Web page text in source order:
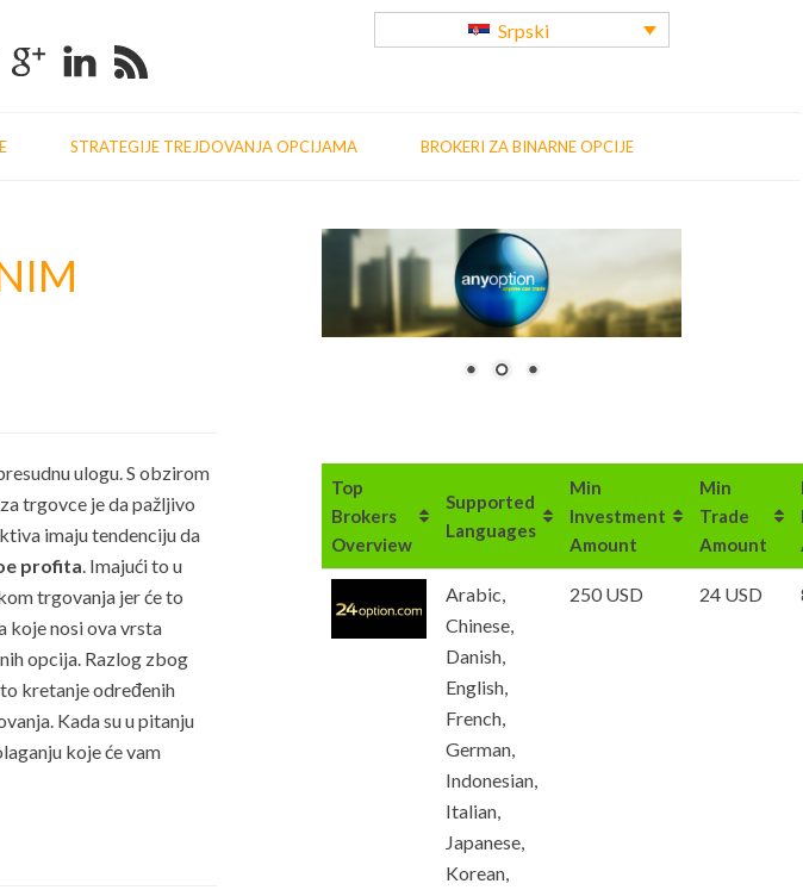
Google+LinkedinRSS
Srpski
STRATEGIJE TREJDOVANJA OPCIJAMA BROKERI ZA BINARNE OPCIJE
ulogu. S obzirom
trgovce je da pažljivo
imaju tendenciju da
profita. Imajući to u
trgovanja jer će to
koje nosi ova vrsta
opcija. Razlog zbog
kretanje određenih
Kada su u pitanju
koje će vam
Top
Brokers
Overview
Supported
Languages
Min
Investment
Amount
Min
Trade
Amount
Arabic,
Chinese,
Danish,
English,
French,
German,
Indonesian,
Italian,
Japanese,
Korean,
250 USD 24 USD